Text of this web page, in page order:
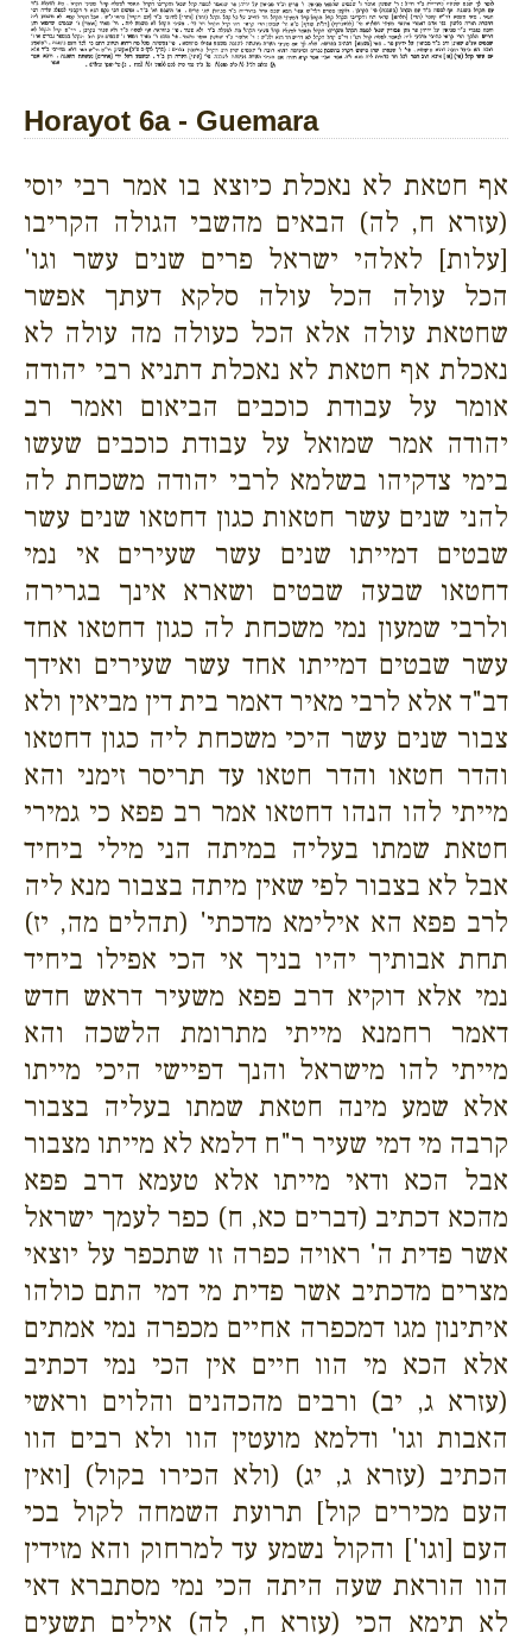
Horayot 6a - Guemara
אף חטאת לא נאכלת כיוצא בו אמר רבי יוסי
(עזרא ח, לה) הבאים מהשבי הגולה הקריבו
[עלות] לאלהי ישראל פרים שנים עשר וגו'
הכל עולה הכל עולה סלקא דעתך אפשר
שחטאת עולה אלא הכל כעולה מה עולה לא
נאכלת אף חטאת לא נאכלת דתניא רבי יהודה
אומר על עבודת כוכבים הביאום ואמר רב
יהודה אמר שמואל על עבודת כוכבים שעשו
בימי צדקיהו בשלמא לרבי יהודה משכחת לה
להני שנים עשר חטאות כגון דחטאו שנים עשר
שבטים דמייתו שנים עשר שעירים אי נמי
דחטאו שבעה שבטים ושארא אינך בגרירה
ולרבי שמעון נמי משכחת לה כגון דחטאו אחד
עשר שבטים דמייתו אחד עשר שעירים ואידך
דב"ד אלא לרבי מאיר דאמר בית דין מביאין ולא
צבור שנים עשר היכי משכחת ליה כגון דחטאו
והדר חטאו והדר חטאו עד תריסר זימני והא
מייתי להו הנהו דחטאו אמר רב פפא כי גמירי
חטאת שמתו בעליה במיתה הני מילי ביחיד
אבל לא בצבור לפי שאין מיתה בצבור מנא ליה
לרב פפא הא אילימא מדכתי' (תהלים מה, יז)
תחת אבותיך יהיו בניך אי הכי אפילו ביחיד
נמי אלא דוקיא דרב פפא משעיר דראש חדש
דאמר רחמנא מייתי מתרומת הלשכה והא
מייתי להו מישראל והנך דפיישי היכי מייתו
אלא שמע מינה חטאת שמתו בעליה בצבור
קרבה מי דמי שעיר ר"ח דלמא לא מייתו מצבור
אבל הכא ודאי מייתו אלא טעמא דרב פפא
מהכא דכתיב (דברים כא, ח) כפר לעמך ישראל
אשר פדית ה' ראויה כפרה זו שתכפר על יוצאי
מצרים מדכתיב אשר פדית מי דמי התם כולהו
איתינון מגו דמכפרה אחיים מכפרה נמי אמתים
אלא הכא מי הוו חיים אין הכי נמי דכתיב
(עזרא ג, יב) ורבים מהכהנים והלוים וראשי
האבות וגו' ודלמא מועטין הוו ולא רבים הוו
הכתיב (עזרא ג, יג) (ולא הכירו בקול) [ואין
העם מכירים קול] תרועת השמחה לקול בכי
העם [וגו'] והקול נשמע עד למרחוק והא מזידין
הוו הוראת שעה היתה הכי נמי מסתברא דאי
לא תימא הכי (עזרא ח, לה) אילים תשעים